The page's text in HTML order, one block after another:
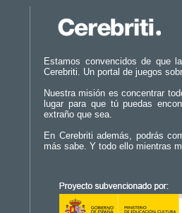
Estamos convencidos de que
Cerebriti. Un portal de juegos
Nuestra misión es concentrar
lugar para que tú puedas
extraño que sea.
En Cerebriti además, podrás
más sabe. Y todo ello mientras